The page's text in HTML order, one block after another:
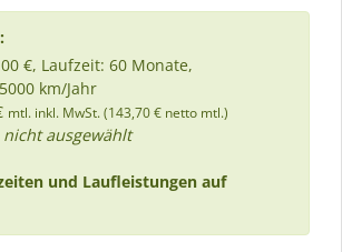
€, Laufzeit: 60 Monate,
km/Jahr
mtl. inkl. MwSt. (143,70 € netto mtl.)
nicht ausgewählt
und Laufleistungen auf